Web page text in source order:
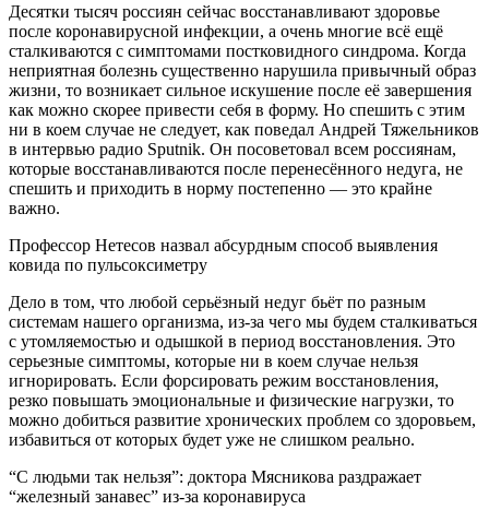
Десятки тысяч россиян сейчас восстанавливают здоровье
после коронавирусной инфекции, а очень многие всё ещё
сталкиваются с симптомами постковидного синдрома. Когда
неприятная болезнь существенно нарушила привычный образ
жизни, то возникает сильное искушение после её завершения
как можно скорее привести себя в форму. Но спешить с этим
ни в коем случае не следует, как поведал Андрей Тяжельников
в интервью радио Sputnik. Он посоветовал всем россиянам,
которые восстанавливаются после перенесённого недуга, не
спешить и приходить в норму постепенно — это крайне
важно.
Профессор Нетесов назвал абсурдным способ выявления
ковида по пульсоксиметру
Дело в том, что любой серьёзный недуг бьёт по разным
системам нашего организма, из-за чего мы будем сталкиваться
с утомляемостью и одышкой в период восстановления. Это
серьезные симптомы, которые ни в коем случае нельзя
игнорировать. Если форсировать режим восстановления,
резко повышать эмоциональные и физические нагрузки, то
можно добиться развитие хронических проблем со здоровьем,
избавиться от которых будет уже не слишком реально.
“С людьми так нельзя”: доктора Мясникова раздражает
“железный занавес” из-за коронавируса